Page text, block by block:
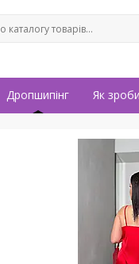
Дропшипінг Як